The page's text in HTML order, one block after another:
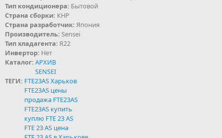
Тип кондиционера: Бытовой
Страна сборки: КНР
Страна разработчик: Япония
Производитель: Sensei
Тип хладагента: R22
Инвертор: Нет
Каталог: АРХИВ
SENSEI
ТЕГИ: FTE23AS Харьков
FTE23AS цены
продажа FTE23AS
FTE23AS купить
куплю FTE 23 AS
FTE 23 AS цена